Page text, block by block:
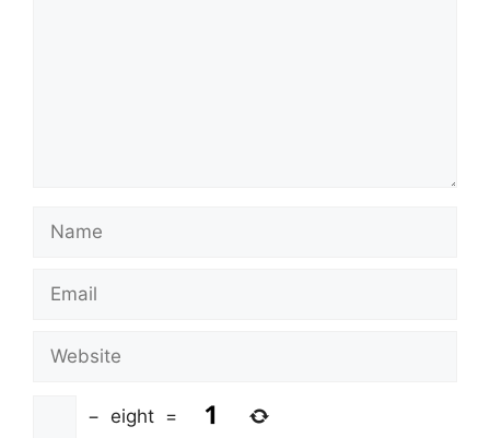
Name
Email
Website
− eight =